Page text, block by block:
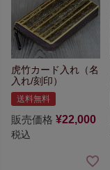
虎竹カード入れ（名
入れ/刻印）
送料無料
販売価格 ¥22,000
税込